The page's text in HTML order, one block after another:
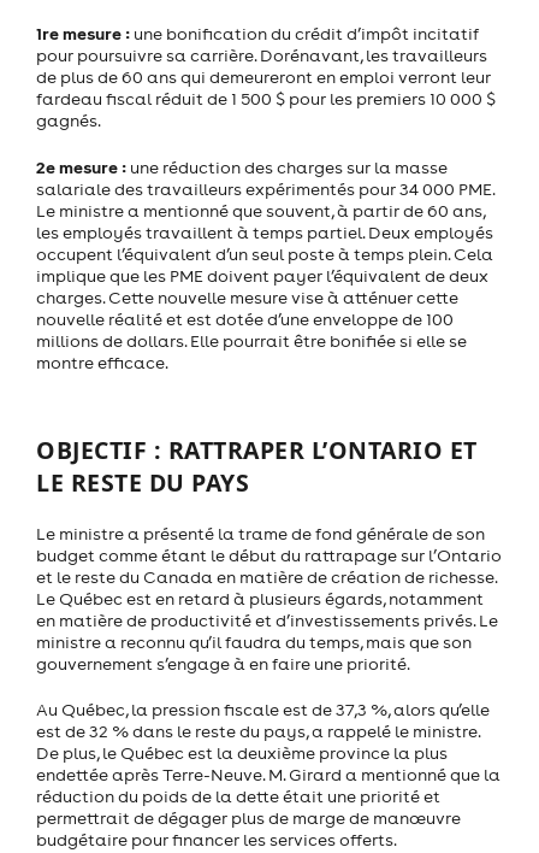
1re mesure : une bonification du crédit d’impôt incitatif
pour poursuivre sa carrière. Dorénavant, les travailleurs
de plus de 60 ans qui demeureront en emploi verront leur
fardeau fiscal réduit de 1 500 $ pour les premiers 10 000 $
gagnés.
2e mesure : une réduction des charges sur la masse
salariale des travailleurs expérimentés pour 34 000 PME.
Le ministre a mentionné que souvent, à partir de 60 ans,
les employés travaillent à temps partiel. Deux employés
occupent l’équivalent d’un seul poste à temps plein. Cela
implique que les PME doivent payer l’équivalent de deux
charges. Cette nouvelle mesure vise à atténuer cette
nouvelle réalité et est dotée d’une enveloppe de 100
millions de dollars. Elle pourrait être bonifiée si elle se
montre efficace.
OBJECTIF : RATTRAPER L’ONTARIO ET
LE RESTE DU PAYS
Le ministre a présenté la trame de fond générale de son
budget comme étant le début du rattrapage sur l’Ontario
et le reste du Canada en matière de création de richesse.
Le Québec est en retard à plusieurs égards, notamment
en matière de productivité et d’investissements privés. Le
ministre a reconnu qu’il faudra du temps, mais que son
gouvernement s’engage à en faire une priorité.
Au Québec, la pression fiscale est de 37,3 %, alors qu’elle
est de 32 % dans le reste du pays, a rappelé le ministre.
De plus, le Québec est la deuxième province la plus
endettée après Terre-Neuve. M. Girard a mentionné que la
réduction du poids de la dette était une priorité et
permettrait de dégager plus de marge de manœuvre
budgétaire pour financer les services offerts.